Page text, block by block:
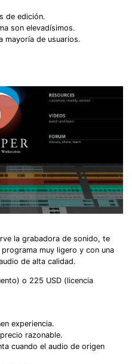
de edición.
son elevadísimos.
mayoría de usuarios.
la grabadora de sonido, te
muy ligero y con una
de alta calidad.
o 225 USD (licencia
experiencia.
razonable.
cuando el audio de origen